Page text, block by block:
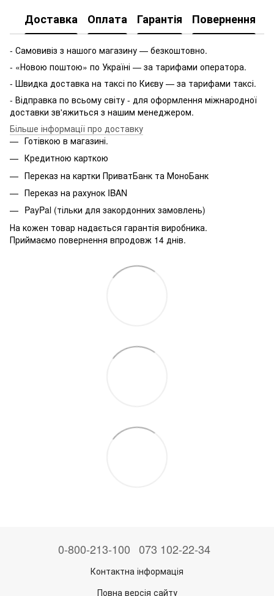
Доставка Оплата Гарантія Повернення
- Самовивіз з нашого магазину — безкоштовно.
- «Новою поштою» по Україні — за тарифами оператора.
- Швидка доставка на таксі по Києву — за тарифами таксі.
- Відправка по всьому світу - для оформлення міжнародної
доставки зв'яжиться з нашим менеджером.
Більше інформації про доставку
Готівкою в магазині.
Кредитною карткою
Переказ на картки ПриватБанк та МоноБанк
Переказ на рахунок IBAN
PayPal (тільки для закордонних замовлень)
На кожен товар надається гарантія виробника.
Приймаємо повернення впродовж 14 днів.
0-800-213-100 073 102-22-34
Контактна інформація
Повна версія сайту